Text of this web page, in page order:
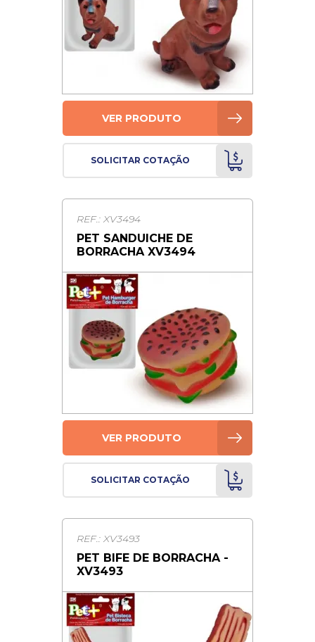
VER PRODUTO
SOLICITAR COTAÇÃO
REF.: XV3494
PET SANDUICHE DE
BORRACHA XV3494
VER PRODUTO
SOLICITAR COTAÇÃO
REF.: XV3493
PET BIFE DE BORRACHA -
XV3493